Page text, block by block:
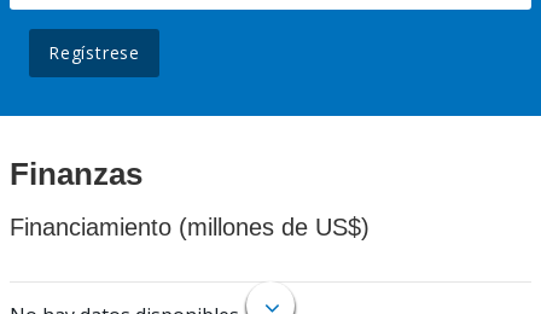
Regístrese
Finanzas
Financiamiento (millones de US$)